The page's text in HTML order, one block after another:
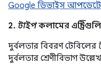
Google ডিভাইস
2. টাইপকলামের
দুর্বলতার বিবরণ টেবিলের
দুর্বলতার শ্রেণীবিভাগ